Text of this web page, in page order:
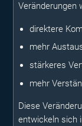
Veränderungen
direktere
mehr
stärkeres
mehr
Diese
entwickeln sich